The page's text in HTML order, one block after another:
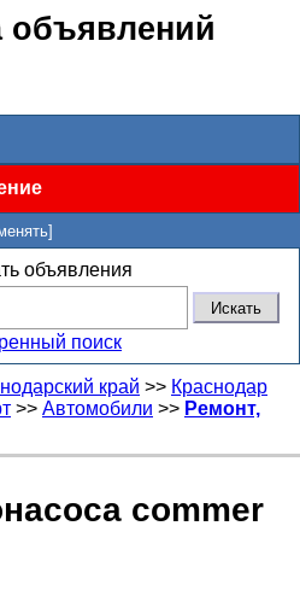
объявлений
объявления
поиск
край >> Краснодар
>> Автомобили >> Ремонт,
commer